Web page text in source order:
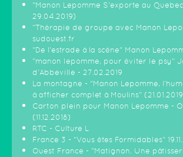
"Manon Lepomme S'exporte au
29.04.2019)
"Thérapie de groupe avec Manon
sudouest.fr
"De l'estrade à la scène" Manon
"manon lepomme, pour éviter le psy"
d'Abbeville - 27.02.2019
La montagne - "Manon Lepomme,
à afficher complet à Moulins"
Carton plein pour Manon Lepomme -
(11.12.2018)
RTC - Culture L
France 3 - "Vous êtes Formidables"
Ouest France - "Matignon. Une